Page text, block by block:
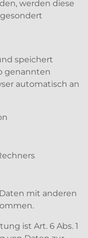
werden diese
speichert
genannten
automatisch an
mit anderen
ist Art. 6 Abs. 1